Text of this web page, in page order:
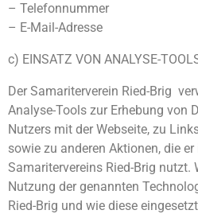
– Telefonnummer
– E-Mail-Adresse
c) EINSATZ VON ANALYSE-
Der Samariterverein Ried-Brig
Analyse-Tools zur Erhebung von
Nutzers mit der Webseite, zu
sowie zu anderen Aktionen, die
Samaritervereins Ried-Brig nutzt.
Nutzung der genannten
Ried-Brig und wie diese